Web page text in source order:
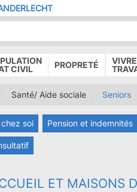
CIVIL
PROPRETÉ
Santé/ Aide sociale Seniors
soi Pension et indemnités
ET MAISONS